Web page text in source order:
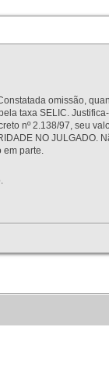
omissão,
taxa SELIC.
nº 2.138/97, seu
NO
em parte.